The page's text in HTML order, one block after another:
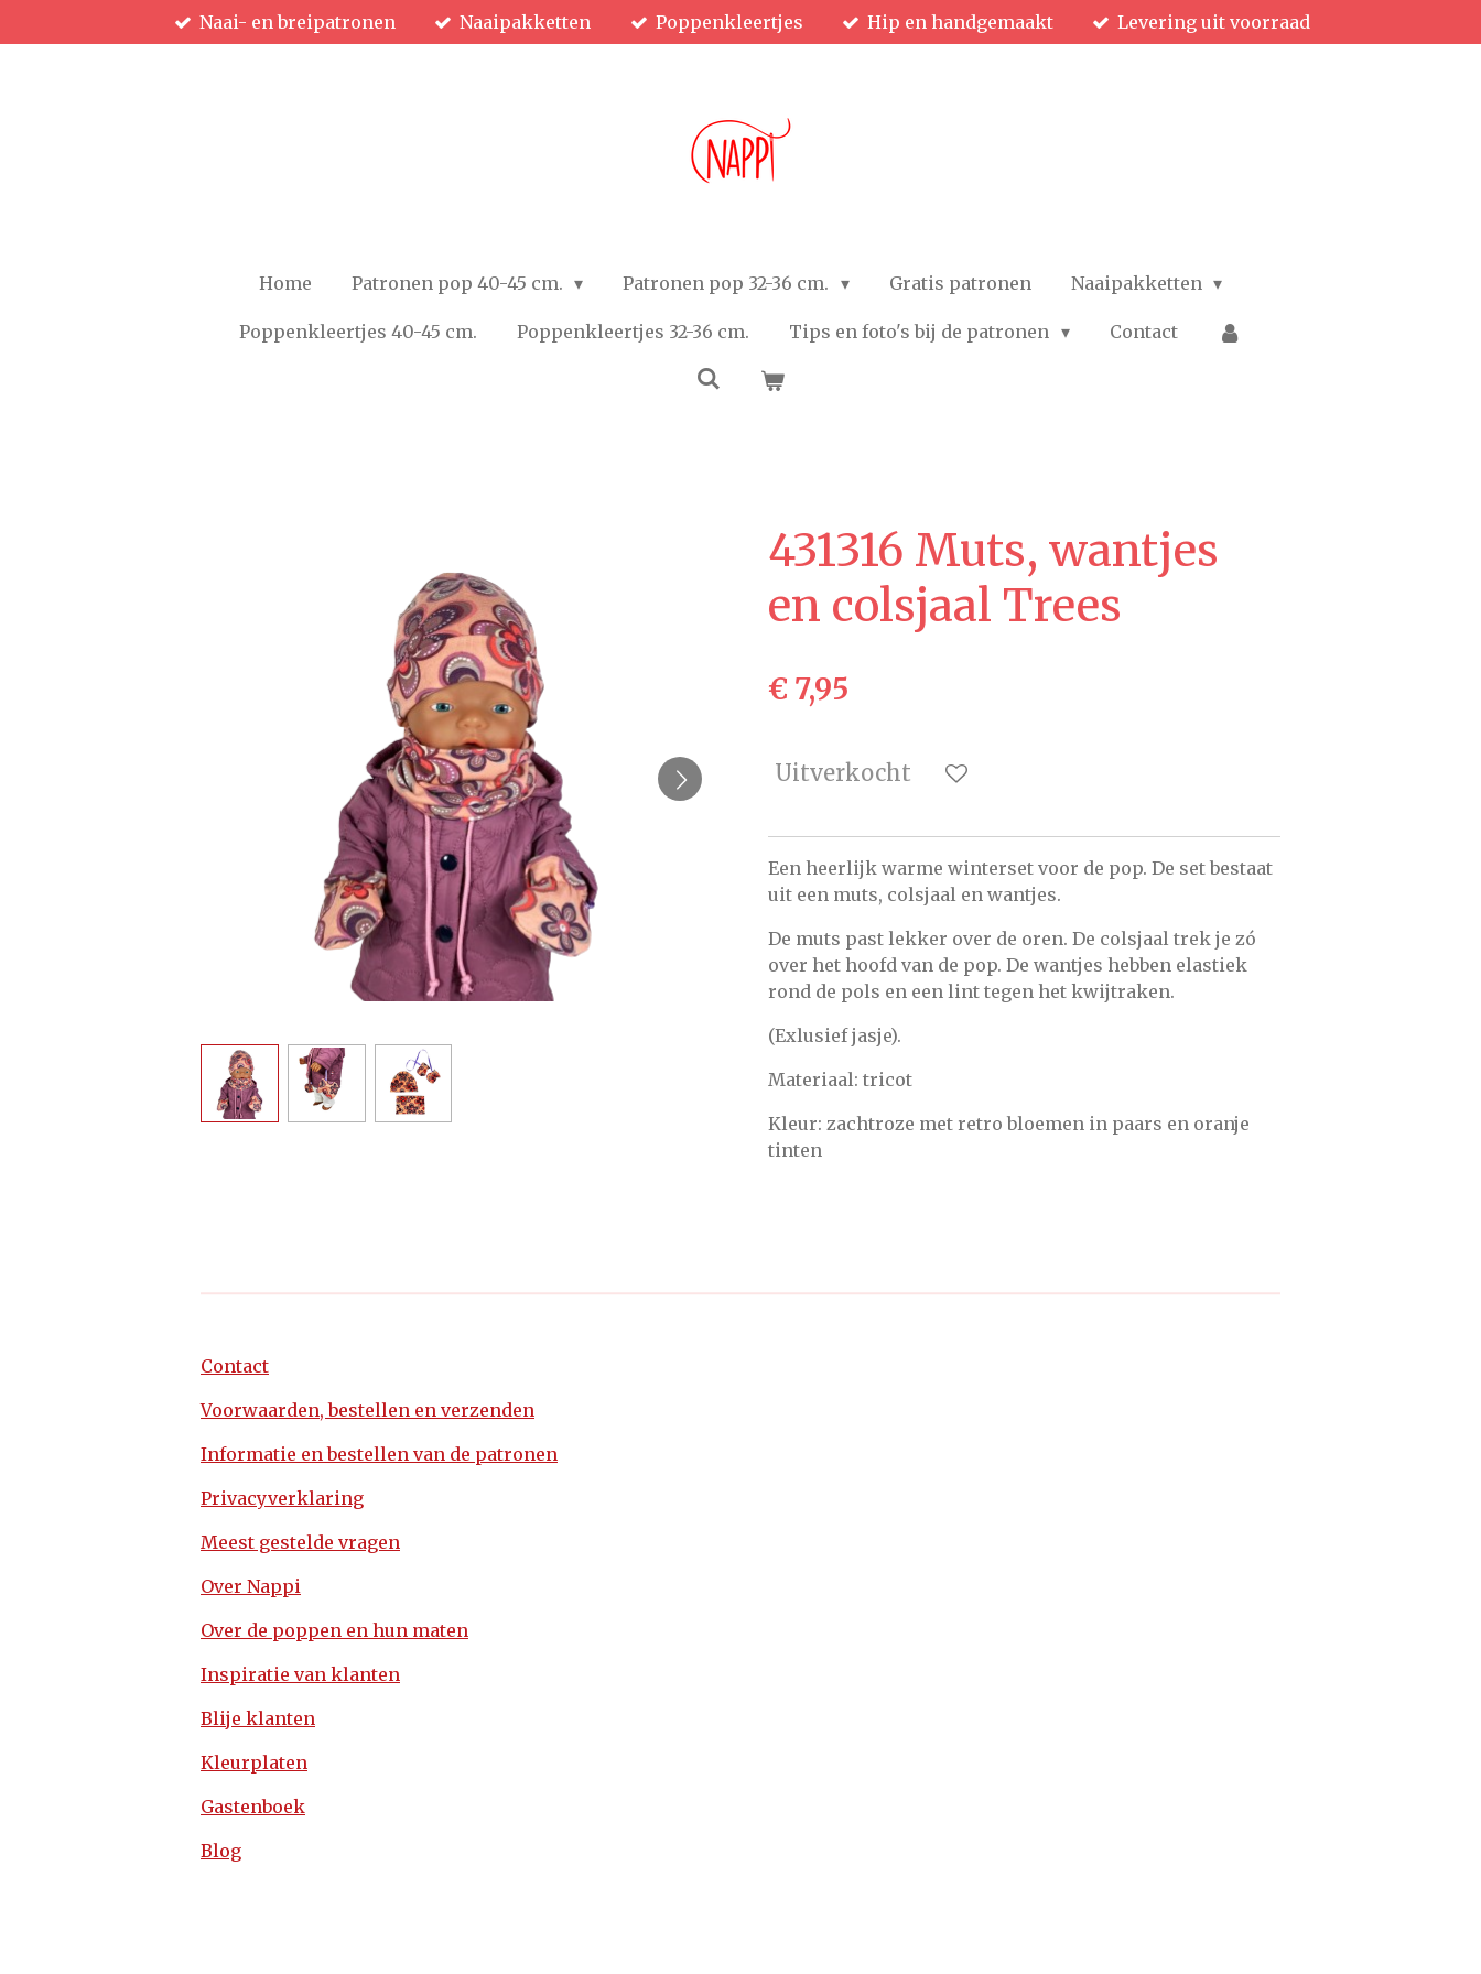
direct
Naai- en breipatronen Naaipakketten Poppenkleertjes Hip en handgemaakt Levering uit voorraad
Home Patronen pop 40-45 cm. Patronen pop 32-36 cm. Gratis patronen Naaipakketten
Poppenkleertjes 40-45 cm. Poppenkleertjes 32-36 cm. Tips en foto's bij de patronen Contact
431316 Muts, wantjes
en colsjaal Trees
€ 7,95
Uitverkocht
Een heerlijk warme winterset voor de pop. De set bestaat
uit een muts, colsjaal en wantjes.
De muts past lekker over de oren. De colsjaal trek je zó
over het hoofd van de pop. De wantjes hebben elastiek
rond de pols en een lint tegen het kwijtraken.
(Exlusief jasje).
Materiaal: tricot
Kleur: zachtroze met retro bloemen in paars en oranje
tinten
Contact
Voorwaarden, bestellen en verzenden
Informatie en bestellen van de patronen
Privacyverklaring
Meest gestelde vragen
Over Nappi
Over de poppen en hun maten
Inspiratie van klanten
Blije klanten
Kleurplaten
Gastenboek
Blog